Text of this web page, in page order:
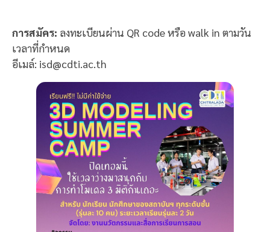
การสมัคร: ลงทะเบียนผ่าน QR code หรือ walk in ตามวัน
เวลาที่กำหนด
อีเมล์: isd@cdti.ac.th